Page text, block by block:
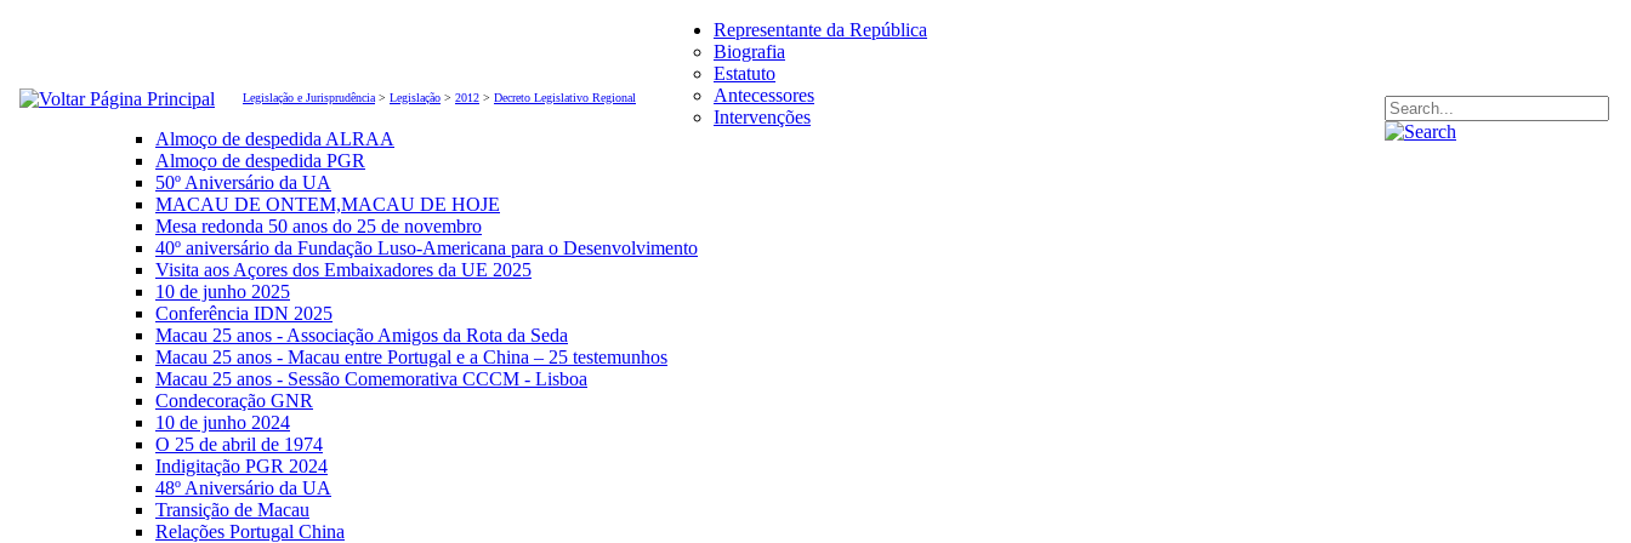
Legislação e Jurisprudência > Legislação > 2012 > Decreto Legislativo Regional
Representante da República
Biografia
Estatuto
Antecessores
Intervenções
Almoço de despedida ALRAA
Almoço de despedida PGR
50º Aniversário da UA
MACAU DE ONTEM,MACAU DE HOJE
Mesa redonda 50 anos do 25 de novembro
40º aniversário da Fundação Luso-Americana para o Desenvolvimento
Visita aos Açores dos Embaixadores da UE 2025
10 de junho 2025
Conferência IDN 2025
Macau 25 anos - Associação Amigos da Rota da Seda
Macau 25 anos - Macau entre Portugal e a China – 25 testemunhos
Macau 25 anos - Sessão Comemorativa CCCM - Lisboa
Condecoração GNR
10 de junho 2024
O 25 de abril de 1974
Indigitação PGR 2024
48º Aniversário da UA
Transição de Macau
Relações Portugal China